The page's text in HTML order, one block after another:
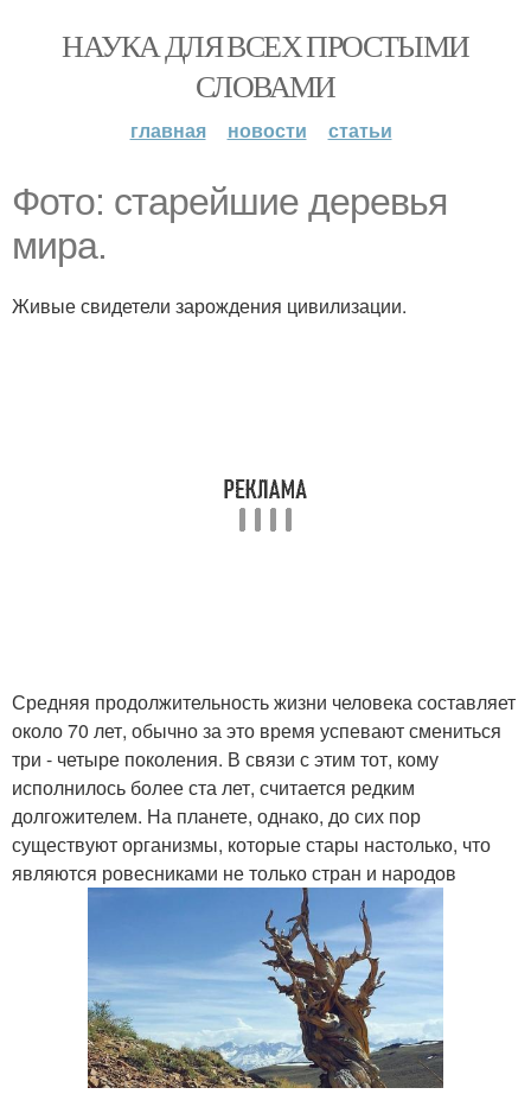
НАУКА ДЛЯ ВСЕХ ПРОСТЫМИ
СЛОВАМИ
главная новости статьи
Фото: старейшие деревья
мира.
Живые свидетели зарождения цивилизации.
Средняя продолжительность жизни человека составляет
около 70 лет, обычно за это время успевают смениться
три - четыре поколения. В связи с этим тот, кому
исполнилось более ста лет, считается редким
долгожителем. На планете, однако, до сих пор
существуют организмы, которые стары настолько, что
являются ровесниками не только стран и народов